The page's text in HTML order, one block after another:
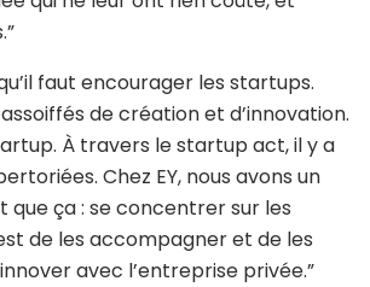
faut encourager les startups.
de création et d’innovation.
À travers le startup act, il y a
Chez EY, nous avons un
que ça : se concentrer sur les
de les accompagner et de les
avec l’entreprise privée.”